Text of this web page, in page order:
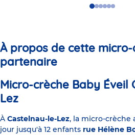
GoGoGoGo
GoGo
À propos de cette
partenaire
Micro-crèche Baby Éveil
Lez
À Castelnau-le-Lez, la micro-crèche
jour jusqu'à 12 enfants rue Hélène